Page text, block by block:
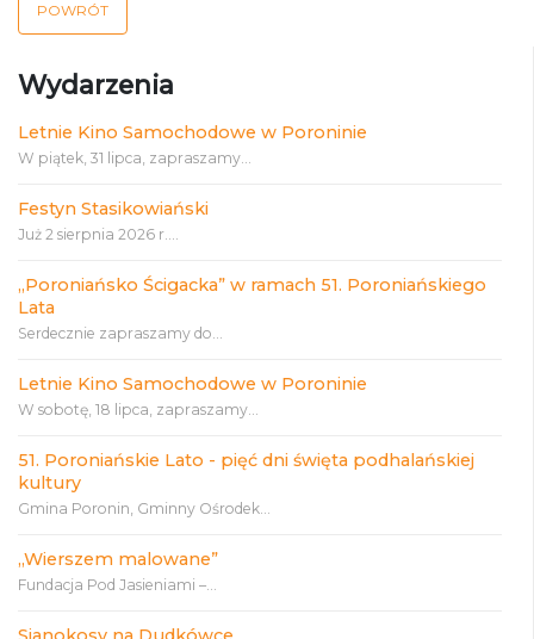
Wydarzenia
Letnie Kino Samochodowe w Poroninie
W piątek, 31 lipca, zapraszamy...
Festyn Stasikowiański
Już 2 sierpnia 2026 r....
„Poroniańsko Ścigacka” w ramach 51. Poroniańskiego
Lata
Serdecznie zapraszamy do...
Letnie Kino Samochodowe w Poroninie
W sobotę, 18 lipca, zapraszamy...
51. Poroniańskie Lato - pięć dni święta podhalańskiej
kultury
Gmina Poronin, Gminny Ośrodek...
„Wierszem malowane”
Fundacja Pod Jasieniami –...
POWRÓT